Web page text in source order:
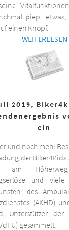
piept
einen Knopf.
WEITERLESEN
2019,
ein
und noch mehr
der Biker4Kids
am
und
des
(AKHD)
Unterstützer der
gesammelt.